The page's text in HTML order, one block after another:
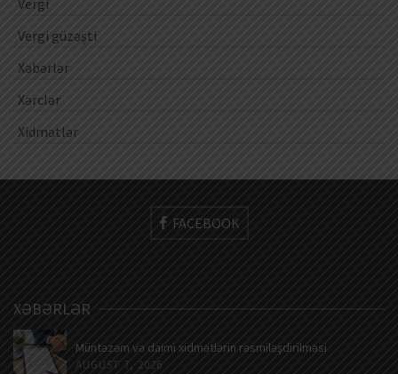
Vergi
Vergi güzəşti
Xəbərlər
Xərclər
Xidmətlər
FACEBOOK
XƏBƏRLƏR
Müntəzəm və daimi xidmətlərin rəsmiləşdirilməsi
AUGUST 7, 2026